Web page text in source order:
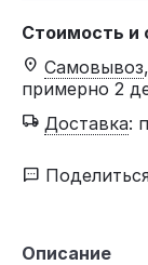
Стоимость и
Самовывоз
примерно 2
Доставка:
Описание